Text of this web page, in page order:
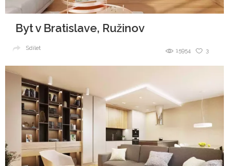
Byt v Bratislave, Ružinov
3
15954
Sdílet